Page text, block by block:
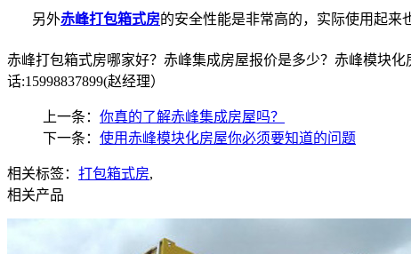
另外赤峰打包箱式房的安全性能是非常高的，实际使用起来
赤峰打包箱式房哪家好？赤峰集成房屋报价是多少？赤峰模块
话:15998837899(赵经理）
上一条： 你真的了解赤峰集成房屋吗？
下一条： 使用赤峰模块化房屋你必须要知道的问题
相关标签： 打包箱式房,
相关产品